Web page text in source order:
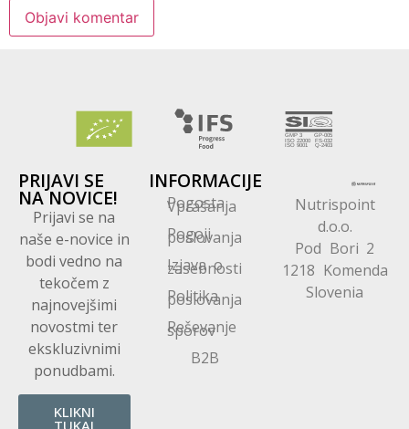
PRIJAVI SE
NA NOVICE!
Prijavi se na
naše e-novice in
bodi vedno na
tekočem z
najnovejšimi
novostmi ter
ekskluzivnimi
ponudbami.
KLIKNI
INFORMACIJE
Pogosta
Vprašanja
Pogoji
poslovanja
Izjava o
zasebnosti
Politika
poslovanja
Reševanje
sporov
B2B
Nutrispoint
d.o.o.
Pod Bori 2
1218 Komenda
Slovenia